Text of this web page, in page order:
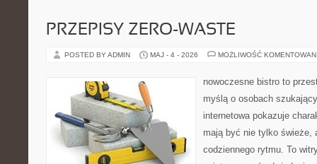
PRZEPISY ZERO-WASTE
POSTED BY ADMIN MAJ - 4 - 2026 MOŻLIWOŚĆ
nowoczesne bistro to
myślą o osobach
internetowa pokazuje
mają być nie tylko świeże,
codziennego rytmu. To